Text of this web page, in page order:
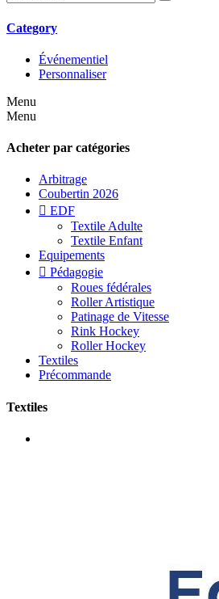
Category
Événementiel
Personnaliser
Menu
Menu
Acheter par catégories
Arbitrage
Coubertin 2026
 EDF
Textile Adulte
Textile Enfant
Equipements
 Pédagogie
Roues fédérales
Roller Artistique
Patinage de Vitesse
Rink Hockey
Roller Hockey
Textiles
Précommande
Textiles